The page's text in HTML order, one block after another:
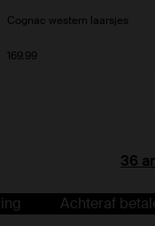
Cognac western laarsjes
169.99
Achteraf betalen